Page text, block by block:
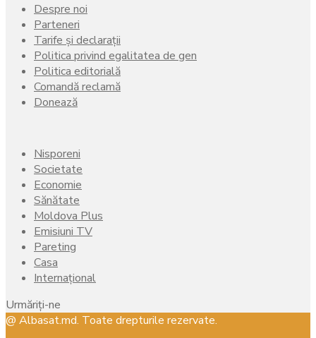
Despre noi
Parteneri
Tarife și declarații
Politica privind egalitatea de gen
Politica editorială
Comandă reclamă
Donează
Nisporeni
Societate
Economie
Sănătate
Moldova Plus
Emisiuni TV
Pareting
Casa
Internațional
Urmăriți-ne
Facebook
Instagram
Youtube
@ Albasat.md. Toate drepturile rezervate.